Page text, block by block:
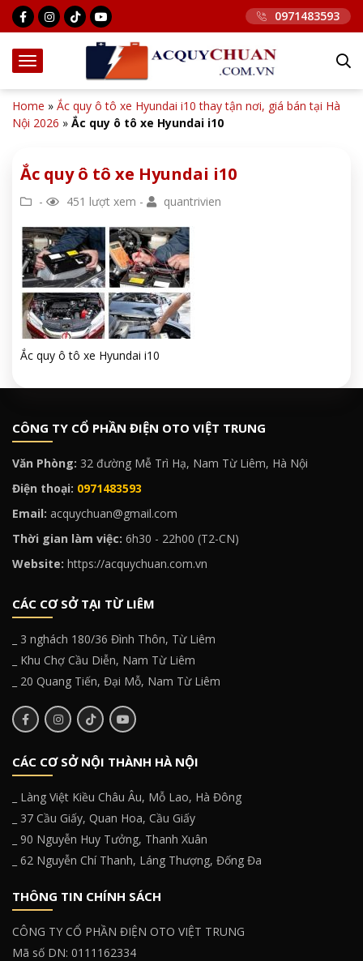
0971483593
Home » Ắc quy ô tô xe Hyundai i10 thay tận nơi, giá bán tại Hà
Nội 2026 » Ắc quy ô tô xe Hyundai i10
Ắc quy ô tô xe Hyundai i10
- 451 lượt xem - quantrivien
Ắc quy ô tô xe Hyundai i10
CÔNG TY CỔ PHẦN ĐIỆN OTO VIỆT TRUNG
Văn Phòng: 32 đường Mễ Trì Hạ, Nam Từ Liêm, Hà Nội
Điện thoại: 0971483593
Email: acquychuan@gmail.com
Thời gian làm việc: 6h30 - 22h00 (T2-CN)
Website: https://acquychuan.com.vn
CÁC CƠ SỞ TẠI TỪ LIÊM
_ 3 nghách 180/36 Đình Thôn, Từ Liêm
_ Khu Chợ Cầu Diễn, Nam Từ Liêm
_ 20 Quang Tiến, Đại Mỗ, Nam Từ Liêm
CÁC CƠ SỞ NỘI THÀNH HÀ NỘI
_ Làng Việt Kiều Châu Âu, Mỗ Lao, Hà Đông
_ 37 Cầu Giấy, Quan Hoa, Cầu Giấy
_ 90 Nguyễn Huy Tưởng, Thanh Xuân
_ 62 Nguyễn Chí Thanh, Láng Thượng, Đống Đa
THÔNG TIN CHÍNH SÁCH
CÔNG TY CỔ PHẦN ĐIỆN OTO VIỆT TRUNG
Mã số DN: 0111162334